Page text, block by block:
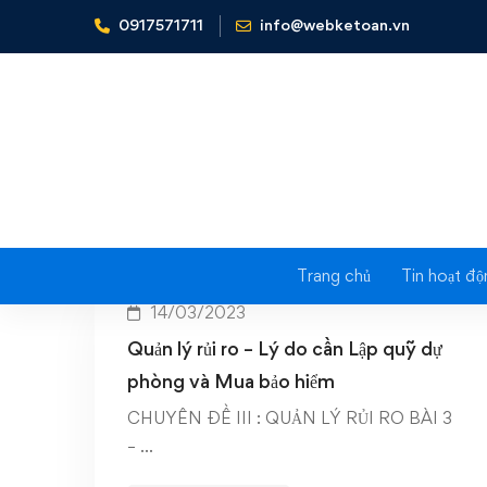
0917571711 info@webketoan.vn
Trang chủ Tin hoạt
Home Mua bảo hiểm
14/03/2023
Quản lý rủi ro – Lý do cần Lập quỹ dự
phòng và Mua bảo hiểm
CHUYÊN ĐỀ III : QUẢN LÝ RỦI RO BÀI 3
– …